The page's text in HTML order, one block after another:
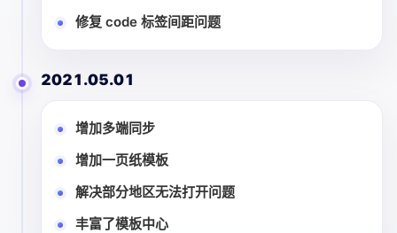
修复 code 标签间距问题
2021.05.01
增加多端同步
增加一页纸模板
解决部分地区无法打开问题
丰富了模板中心